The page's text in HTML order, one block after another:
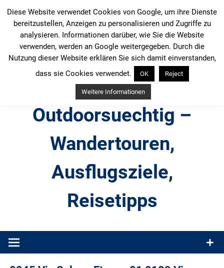
Inhalt
springen
Outdoorsuechtig –
Wandertouren,
Ausflugsziele,
Reisetipps
Produkttests und Buchrezensionen. Ein Blog für alle, die gern
Diese Website verwendet Cookies von Google, um ihre Dienste
bereitzustellen, Anzeigen zu personalisieren und Zugriffe zu
analysieren. Informationen darüber, wie Sie die Website
verwenden, werden an Google weitergegeben. Durch die
Nutzung dieser Website erklären Sie sich damit einverstanden,
dass sie Cookies verwendet.
OK Reject
Weitere Informationen